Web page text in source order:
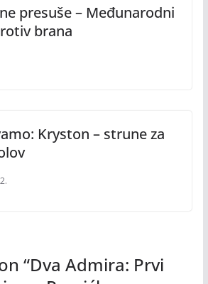
presuše – Međunarodni
brana
Kryston – strune za
“Dva Admira: Prvi